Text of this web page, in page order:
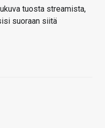
tuosta streamista,
suoraan siitä